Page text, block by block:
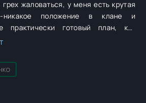
крутая
никакое положение в клане и
трындеца, может, не совсем
— мама, папа, младший
Мне удалось выскользнуть из